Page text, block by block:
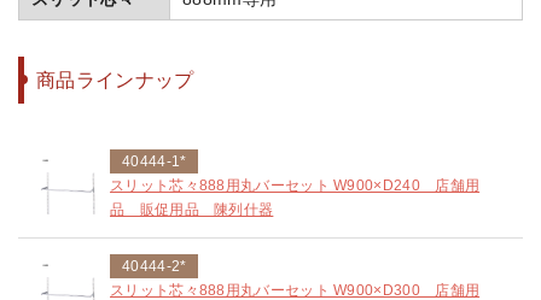
商品ラインナップ
40444-1*
スリット芯々888用丸バーセット W900×D240 店舗用
品 販促用品 陳列什器
40444-2*
スリット芯々888用丸バーセット W900×D300 店舗用